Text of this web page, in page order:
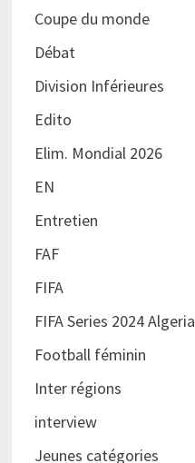
Coupe du monde
Débat
Division Inférieures
Edito
Elim. Mondial 2026
EN
Entretien
FAF
FIFA
FIFA Series 2024 Algeria
Football féminin
Inter régions
interview
Jeunes catégories